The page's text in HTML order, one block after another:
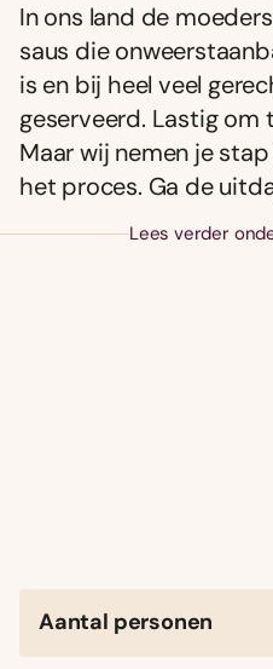
In ons land de
saus die
is en bij heel veel
geserveerd. Lastig om
Maar wij nemen je
het proces. Ga de
Lees verder
Aantal personen